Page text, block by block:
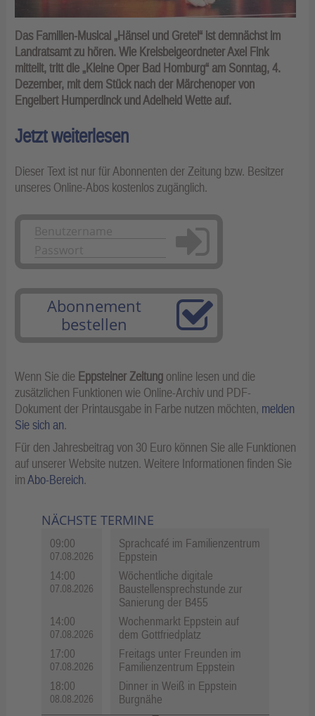
Das Familien-Musical „Hänsel und Gretel“ ist demnächst im
Landratsamt zu hören. Wie Kreisbeigeordneter Axel Fink
mitteilt, tritt die „Kleine Oper Bad Homburg“ am Sonntag, 4.
Dezember, mit dem Stück nach der Märchenoper von
Engelbert Humperdinck und Adelheid Wette auf.
Jetzt weiterlesen
Dieser Text ist nur für Abonnenten der Zeitung bzw. Besitzer
unseres Online-Abos kostenlos zugänglich.
Anmelden
Abonnement
bestellen
Wenn Sie die Eppsteiner Zeitung online lesen und die
zusätzlichen Funktionen wie Online-Archiv und PDF-
Dokument der Printausgabe in Farbe nutzen möchten, melden
Sie sich an.
Für den Jahresbeitrag von 30 Euro können Sie alle Funktionen
auf unserer Website nutzen. Weitere Informationen finden Sie
imAbo-Bereich.
NÄCHSTE TERMINE
09:00
07.08.2026
Sprachcafé im Familienzentrum
Eppstein
14:00
07.08.2026
Wöchentliche digitale
Baustellensprechstunde zur
Sanierung der B455
14:00
07.08.2026
Wochenmarkt Eppstein auf
dem Gottfriedplatz
17:00
07.08.2026
Freitags unter Freunden im
Familienzentrum Eppstein
18:00
08.08.2026
Dinner in Weiß in Eppstein
Burgnähe